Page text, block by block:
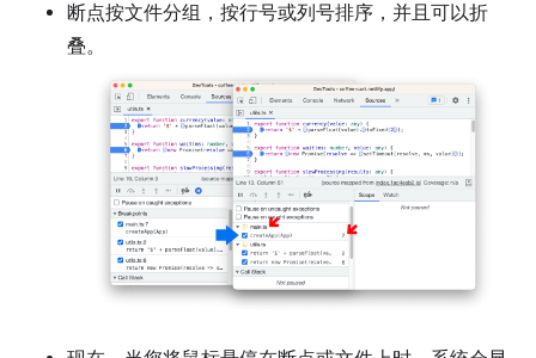
断点按文件分组，按行号或列号排序，并且可以折
叠。